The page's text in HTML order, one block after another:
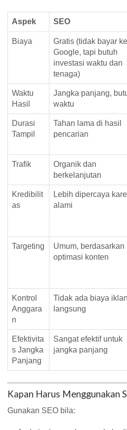
Aspek SEO
Biaya
Gratis (tidak bayar ke
Google, tapi butuh
investasi waktu dan
tenaga)
Waktu
Hasil
Jangka panjang,
waktu
Durasi
Tampil
Tahan lama di hasil
pencarian
Trafik
Organik dan
berkelanjutan
Kredibilit
as
Lebih dipercaya
alami
Targeting
Umum, berdasarkan
optimasi konten
Kontrol
Anggara
n
Tidak ada biaya iklan
langsung
Efektivita
s Jangka
Panjang
Sangat efektif untuk
jangka panjang
Kapan Harus Menggunakan
Gunakan SEO bila: